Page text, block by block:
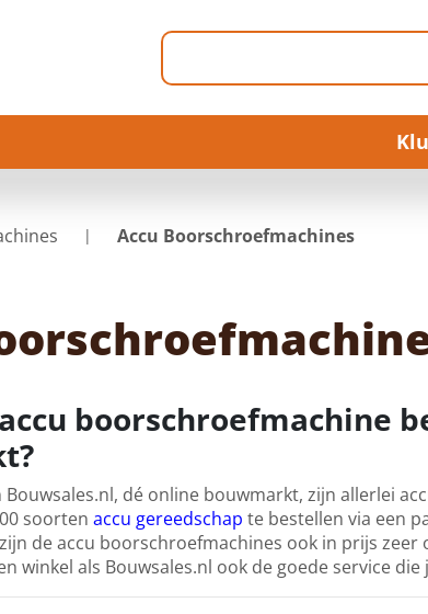
Accu Boorschroefmachines
boorschroefmachine
Bouwsales.nl, dé online bouwmarkt, zijn allerlei
soorten accu gereedschap te bestellen via een
de accu boorschroefmachines ook in prijs
winkel als Bouwsales.nl ook de goede service die